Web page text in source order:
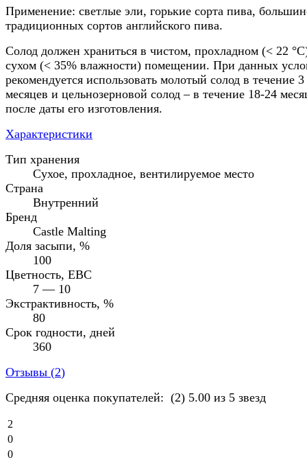
Применение: светлые эли, горькие сорта пива,
традиционных сортов английского пива.
Солод должен храниться в чистом, прохладном (< 22
сухом (< 35% влажности) помещении. При данных
рекомендуется использовать молотый солод в течение 3
месяцев и цельнозерновой солод – в течение 18-24
после даты его изготовления.
Характеристики
Тип хранения
Сухое, прохладное, вентилируемое место
Страна
Внутренний
Бренд
Castle Malting
Доля засыпи, %
100
Цветность, EBC
7 — 10
Экстрактивность, %
80
Срок годности, дней
360
Отзывы (2)
Средняя оценка покупателей: (2) 5.00 из 5 звезд
2
0
0